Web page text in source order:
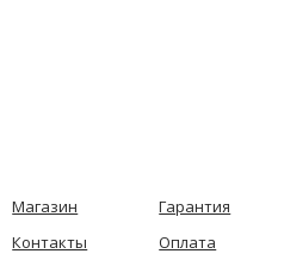
Магазин Гарантия
Контакты
Оплата